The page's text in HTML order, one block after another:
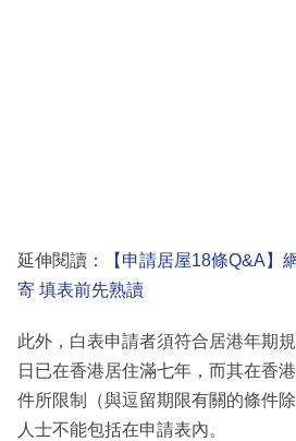
延伸閱讀：
【申請居屋18條Q&A】
寄 填表前先熟讀
此外，白表申請者須符合居港年期
日已在香港居住滿七年，而其在香
件所限制（與逗留期限有關的條件
人士不能包括在申請表內。